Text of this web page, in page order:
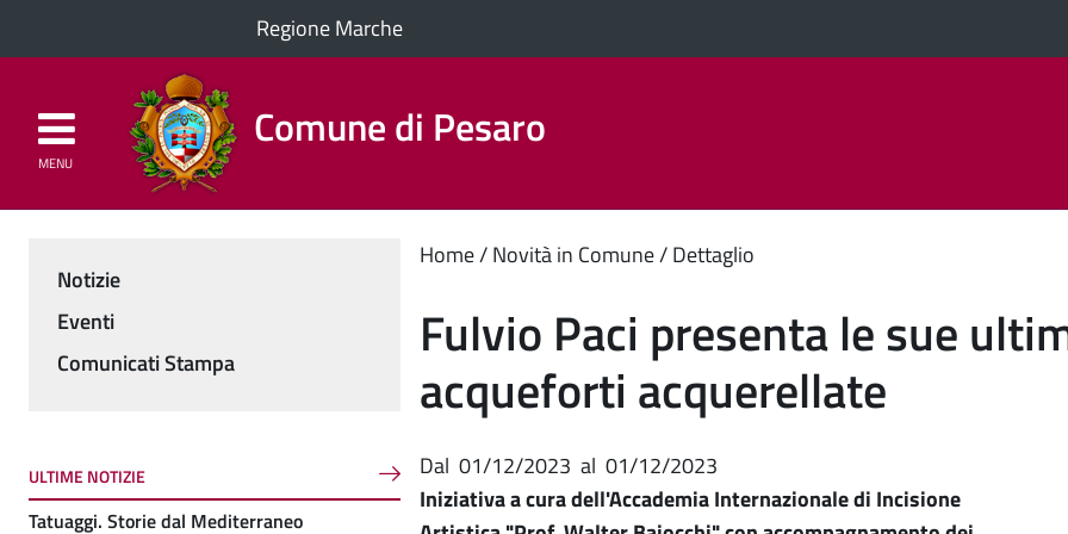
Regione Marche
Comune di Pesaro
MENU
Aree Tematiche
Contenuto
principale
Home Novità in Comune Dettaglio
Fulvio Paci presenta le sue
acqueforti acquerellate
Dal 01/12/2023 al 01/12/2023
Iniziativa a cura dell'Accademia Internazionale di Incisione
Menu
Notizie
Eventi
Comunicati Stampa
ULTIME NOTIZIE
Tatuaggi. Storie dal Mediterraneo